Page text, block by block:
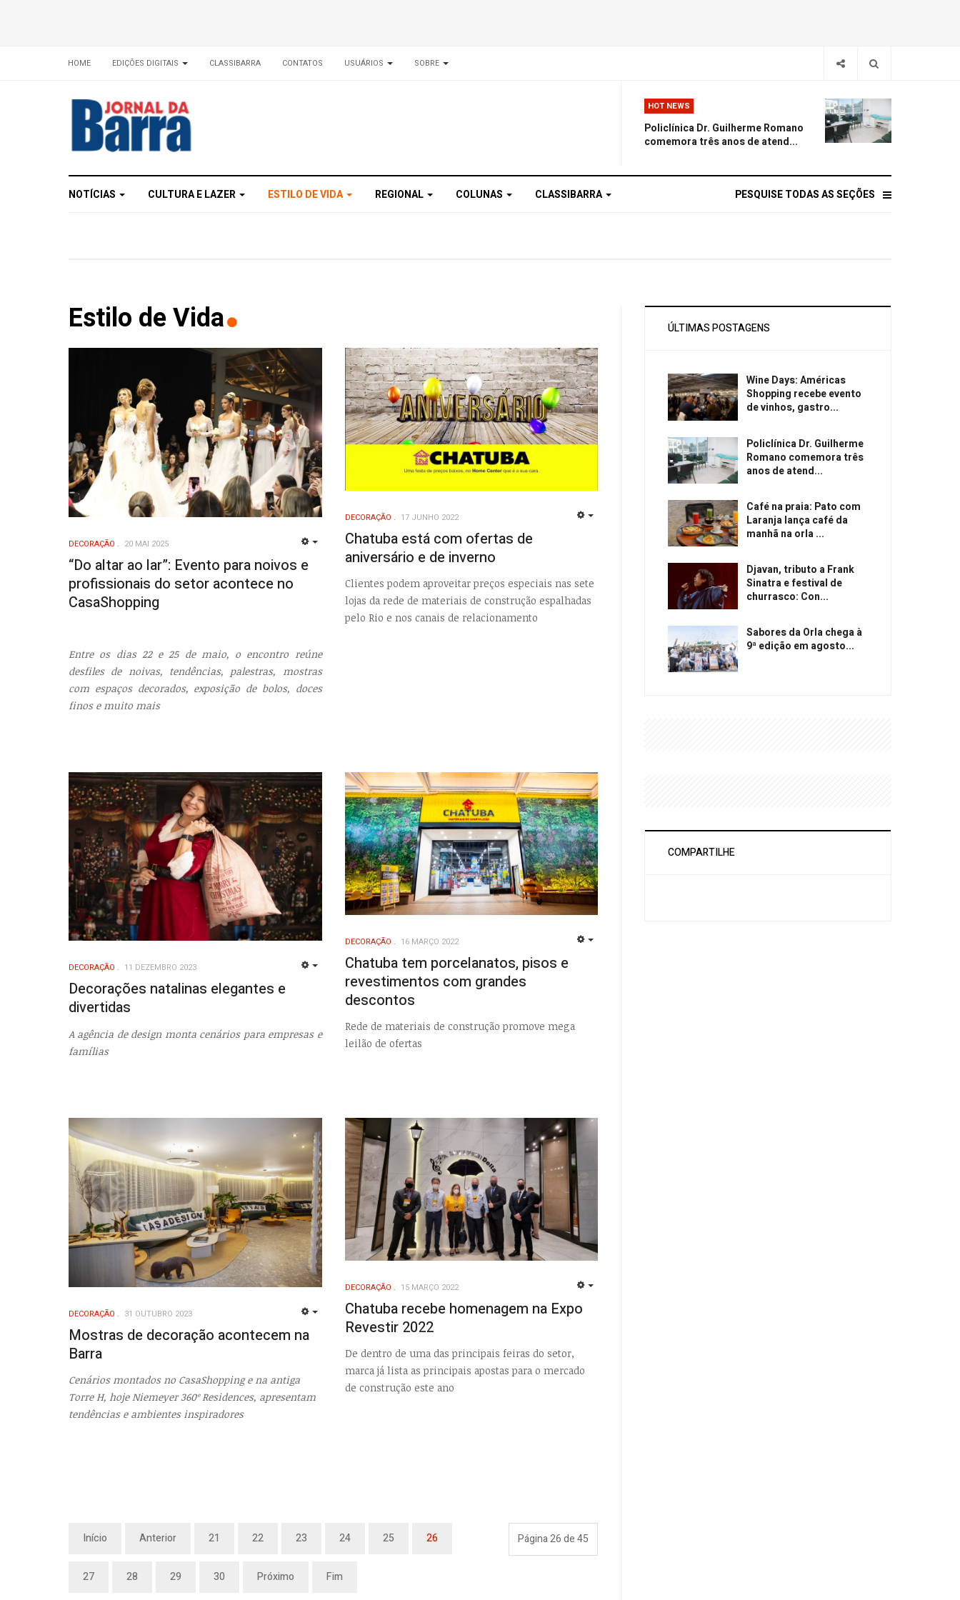
HOME EDIÇÕES DIGITAIS CLASSIBARRA CONTATOS USUÁRIOS SOBRE
HOT NEWS
Policlínica Dr. Guilherme Romano
comemora três anos de atend...
NOTÍCIAS CULTURA E LAZER ESTILO DE VIDA REGIONAL COLUNAS CLASSIBARRA PESQUISE TODAS AS SEÇÕES
Estilo de Vida
DECORAÇÃO 20 MAI 2025
“Do altar ao lar”: Evento para noivos e
profissionais do setor acontece no
CasaShopping
Entre os dias 22 e 25 de maio, o encontro reúne
desfiles de noivas, tendências, palestras, mostras
com espaços decorados, exposição de bolos, doces
finos e muito mais
DECORAÇÃO 17 JUNHO 2022
Chatuba está com ofertas de
aniversário e de inverno
Clientes podem aproveitar preços especiais nas sete
lojas da rede de materiais de construção espalhadas
pelo Rio e nos canais de relacionamento
DECORAÇÃO 11 DEZEMBRO 2023
Decorações natalinas elegantes e
divertidas
A agência de design monta cenários para empresas e
famílias
DECORAÇÃO 16 MARÇO 2022
Chatuba tem porcelanatos, pisos e
revestimentos com grandes
descontos
Rede de materiais de construção promove mega
leilão de ofertas
DECORAÇÃO 31 OUTUBRO 2023
Mostras de decoração acontecem na
Barra
Cenários montados no CasaShopping e na antiga
Torre H, hoje Niemeyer 360º Residences, apresentam
tendências e ambientes inspiradores
DECORAÇÃO 15 MARÇO 2022
Chatuba recebe homenagem na Expo
Revestir 2022
De dentro de uma das principais feiras do setor,
marca já lista as principais apostas para o mercado
de construção este ano
Página 26 de 45
Início Anterior 21 22 23 24 25 26
27 28 29 30 Próximo Fim
ÚLTIMAS POSTAGENS
Wine Days: Américas
Shopping recebe evento
de vinhos, gastro...
Policlínica Dr. Guilherme
Romano comemora três
anos de atend...
Café na praia: Pato com
Laranja lança café da
manhã na orla ...
Djavan, tributo a Frank
Sinatra e festival de
churrasco: Con...
Sabores da Orla chega à
9ª edição em agosto...
COMPARTILHE